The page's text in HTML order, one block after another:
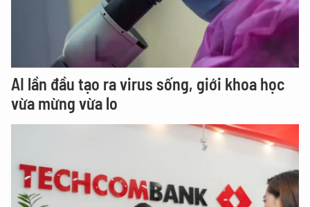
AI lần đầu tạo ra virus sống, giới khoa học
vừa mừng vừa lo